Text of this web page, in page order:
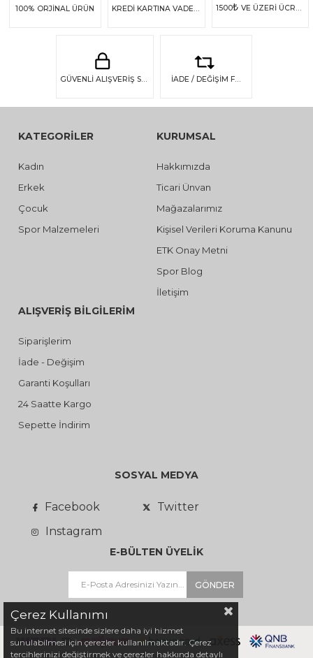
100% ORJİNAL ÜRÜN 1500₺ VE ÜZERİ ÜCRETSİZ KARGO
GÜVENLİ ALIŞVERİŞ SSL GÜVENLİĞİ İADE / DEĞİŞİM FIRSATI
KATEGORİLER
Kadın
Erkek
Çocuk
Spor Malzemeleri
KURUMSAL
Hakkımızda
Ticari Ünvan
Mağazalarımız
Kişisel Verileri Koruma Kanunu
ETK Onay Metni
Spor Blog
İletişim
ALIŞVERİŞ BİLGİLERİM
Siparişlerim
İade - Değişim
Garanti Koşulları
24 Saatte Kargo
Sepette İndirim
SOSYAL MEDYA
Facebook
Twitter
Instagram
E-BÜLTEN ÜYELİK
GÖNDER
Çerez Kullanımı
Bu internet sitesinde sizlere daha iyi hizmet
sunulabilmesi için çerezler kullanılmaktadır. Çerez
tercihlerinizi değiştirmek ve çerezler hakkında detaylı